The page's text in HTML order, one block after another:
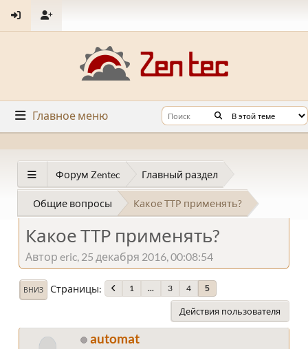
Главное меню
Форум Zentec Главный раздел
Общие вопросы Какое ТТР применять?
Какое ТТР применять?
Автор eric, 25 декабря 2016, 00:08:54
ВНИЗ Страницы 1 ... 3 4 5
Действия пользователя
automat